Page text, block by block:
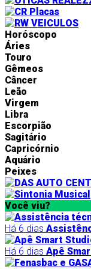
Horóscopo
Áries
Touro
Gêmeos
Câncer
Leão
Virgem
Libra
Escorpião
Sagitário
Capricórnio
Aquário
Peixes
Você viu?
Há 6 dias
Há 6 dias Apê